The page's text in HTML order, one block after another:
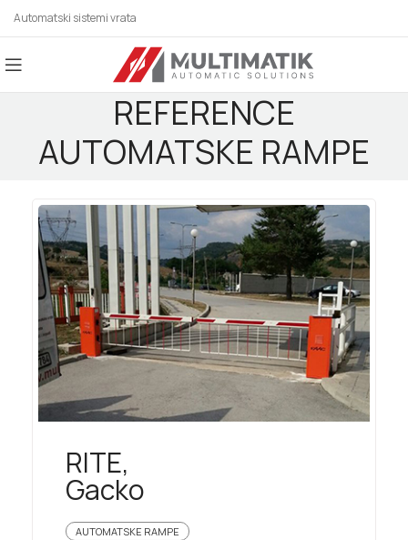
Automatski sistemi vrata
REFERENCE
AUTOMATSKE RAMPE
RITE,
Gacko
AUTOMATSKE RAMPE